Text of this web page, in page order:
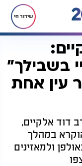
שידור חי
בשבילך"
עין אחת
דוד אלקיים,
במהלך
ולמאזינים